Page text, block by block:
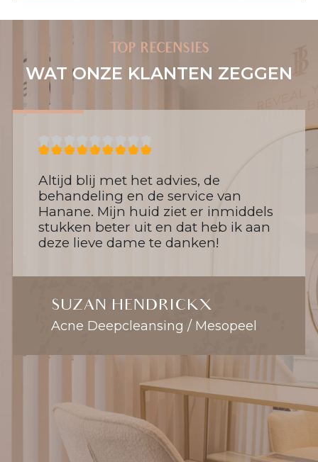
TOP RECENSIES
WAT ONZE KLANTEN ZEGGEN
Altijd blij met het advies, de
behandeling en de service van
Hanane. Mijn huid ziet er inmiddels
stukken beter uit en dat heb ik aan
deze lieve dame te danken!
SUZAN HENDRICKX
Acne Deepcleansing / Mesopeel